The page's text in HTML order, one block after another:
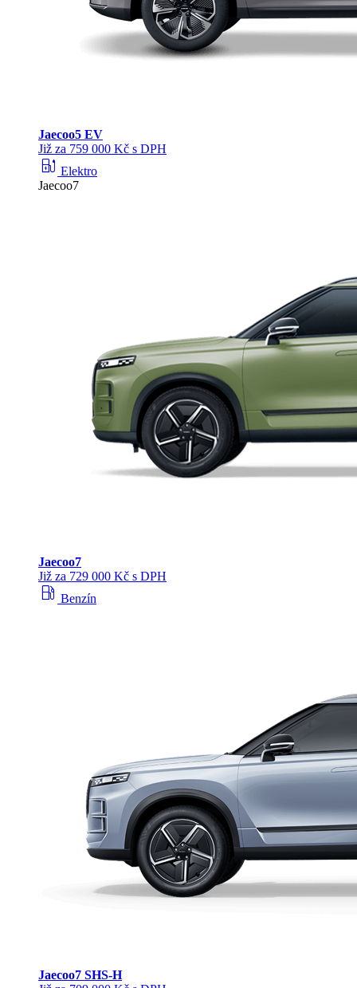
Jaecoo5 EV
Již za 759 000 Kč s DPH
ev_station Elektro
Jaecoo7
Jaecoo7
Již za 729 000 Kč s DPH
local_gas_station Benzín
Jaecoo7 SHS-H